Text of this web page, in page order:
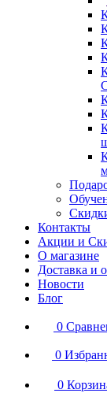
Контакты
Акции и
О магазине
Доставка и
Новости
Блог
0
0
0